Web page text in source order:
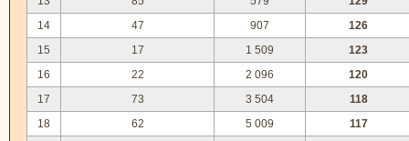
14
47 907
126
15
17 1 509
123
16
22 2 096
120
17
73 3 504
118
18
62 5 009
117